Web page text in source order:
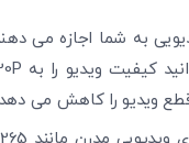
به شما اجازه می
ویدیو را کاهش می‌